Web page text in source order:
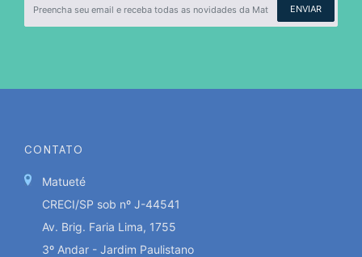
ENVIAR
CONTATO
Matueté
CRECI/SP sob nº J-44541
Av. Brig. Faria Lima, 1755
3º Andar - Jardim Paulistano